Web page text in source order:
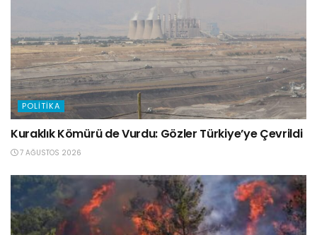
POLITIKA
Kuraklık Kömürü de Vurdu: Gözler Türkiye’ye Çevrildi
7 AĞUSTOS 2026